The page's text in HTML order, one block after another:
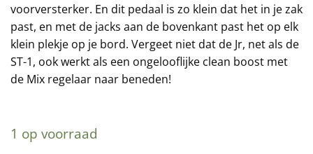
voorversterker. En dit pedaal is zo klein dat het in je zak
past, en met de jacks aan de bovenkant past het op elk
klein plekje op je bord. Vergeet niet dat de Jr, net als de
ST-1, ook werkt als een ongelooflijke clean boost met
de Mix regelaar naar beneden!
1 op voorraad